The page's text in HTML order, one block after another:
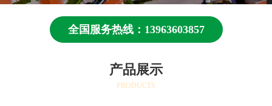
全国服务热线：13963603857
产品展示
PRODUCTS